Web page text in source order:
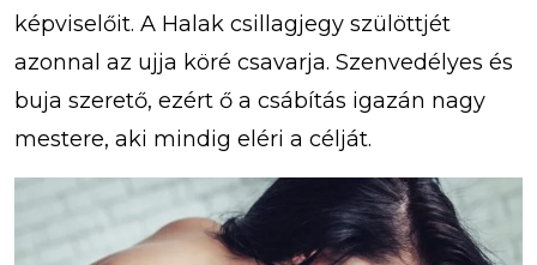
képviselőit. A Halak csillagjegy szülöttjét
azonnal az ujja köré csavarja. Szenvedélyes és
buja szerető, ezért ő a csábítás igazán nagy
mestere, aki mindig eléri a célját.